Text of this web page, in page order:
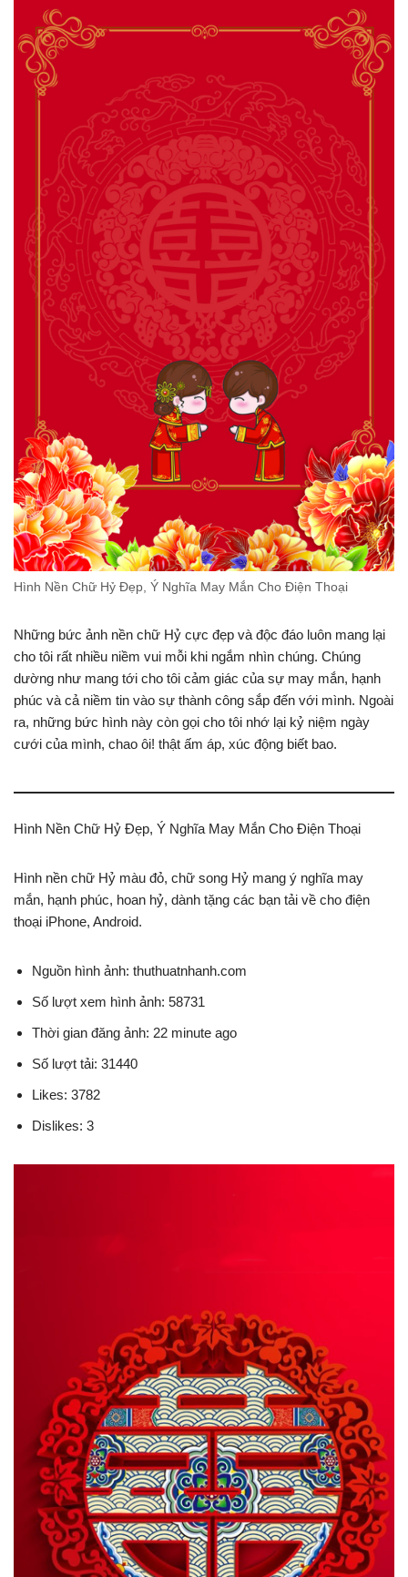
Hình Nền Chữ Hỷ Đẹp, Ý Nghĩa May Mắn Cho Điện Thoại
Những bức ảnh nền chữ Hỷ cực đẹp và độc đáo luôn mang lại
cho tôi rất nhiều niềm vui mỗi khi ngắm nhìn chúng. Chúng
dường như mang tới cho tôi cảm giác của sự may mắn, hạnh
phúc và cả niềm tin vào sự thành công sắp đến với mình. Ngoài
ra, những bức hình này còn gọi cho tôi nhớ lại kỷ niệm ngày
cưới của mình, chao ôi! thật ấm áp, xúc động biết bao.
Hình Nền Chữ Hỷ Đẹp, Ý Nghĩa May Mắn Cho Điện Thoại
Hình nền chữ Hỷ màu đỏ, chữ song Hỷ mang ý nghĩa may
mắn, hạnh phúc, hoan hỷ, dành tặng các bạn tải về cho điện
thoại iPhone, Android.
Nguồn hình ảnh: thuthuatnhanh.com
Số lượt xem hình ảnh: 58731
Thời gian đăng ảnh: 22 minute ago
Số lượt tải: 31440
Likes: 3782
Dislikes: 3